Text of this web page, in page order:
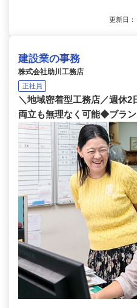
更新日
建設業の事務
株式会社助川工務店
正社員
＼地域密着型工務店／週休
両立も無理なく可能◆ブラ